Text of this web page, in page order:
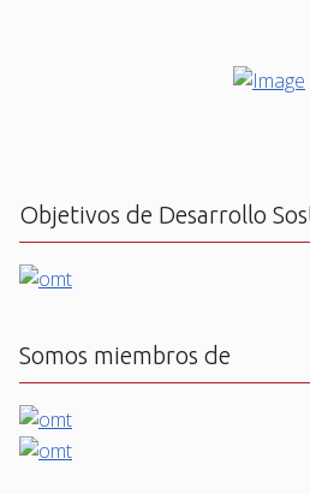
Objetivos de Desarrollo
Somos miembros de